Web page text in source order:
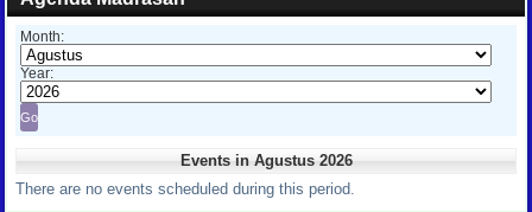
Month:
Year:
Events in Agustus 2026
There are no events scheduled during this period.